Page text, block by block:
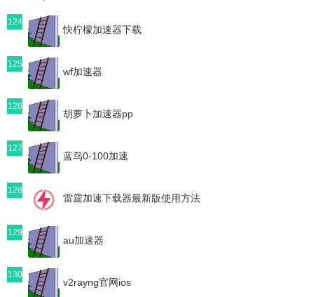
124
快柠檬加速器下载
125
wf加速器
126
胡萝卜加速器pp
127
蓝鸟0-100加速
128
雷霆加速下载器最新版使用方法
129
au加速器
130
v2rayng官网ios